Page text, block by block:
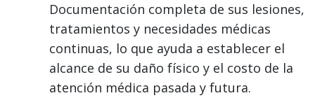
Documentación completa de sus lesiones,
tratamientos y necesidades médicas
continuas, lo que ayuda a establecer el
alcance de su daño físico y el costo de la
atención médica pasada y futura.